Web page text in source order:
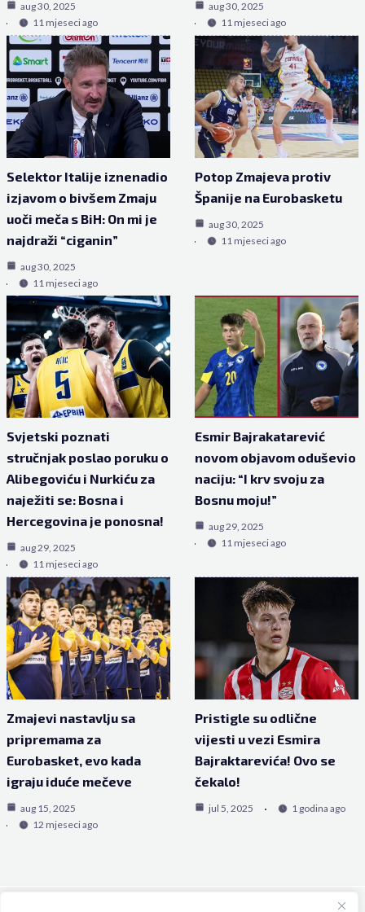
aug 30, 2025
11 mjeseci ago
aug 30, 2025
11 mjeseci ago
Selektor Italije iznenadio
izjavom o bivšem Zmaju
uoči meča s BiH: On mi je
najdraži “ciganin”
aug 30, 2025
11 mjeseci ago
Potop Zmajeva protiv
Španije na Eurobasketu
aug 30, 2025
11 mjeseci ago
Svjetski poznati
stručnjak poslao poruku o
Alibegoviću i Nurkiću za
naježiti se: Bosna i
Hercegovina je ponosna!
aug 29, 2025
11 mjeseci ago
Esmir Bajrakatarević
novom objavom oduševio
naciju: “I krv svoju za
Bosnu moju!”
aug 29, 2025
11 mjeseci ago
Zmajevi nastavlju sa
pripremama za
Eurobasket, evo kada
igraju iduće mečeve
aug 15, 2025
12 mjeseci ago
Pristigle su odlične
vijesti u vezi Esmira
Bajraktarevića! Ovo se
čekalo!
jul 5, 2025 1 godina ago